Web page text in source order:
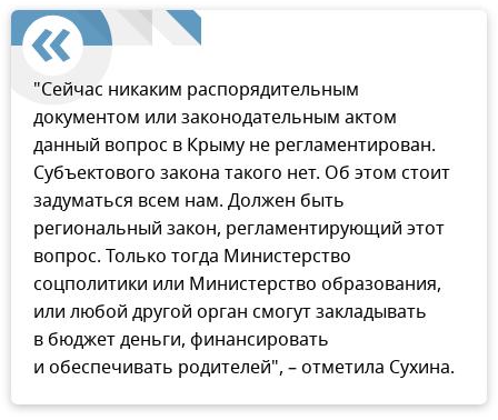
"Сейчас никаким распорядительным
документом или законодательным актом
данный вопрос в Крыму не регламентирован.
Субъектового закона такого нет. Об этом стоит
задуматься всем нам. Должен быть
региональный закон, регламентирующий этот
вопрос. Только тогда Министерство
соцполитики или Министерство образования,
или любой другой орган смогут закладывать
в бюджет деньги, финансировать
и обеспечивать родителей", – отметила Сухина.